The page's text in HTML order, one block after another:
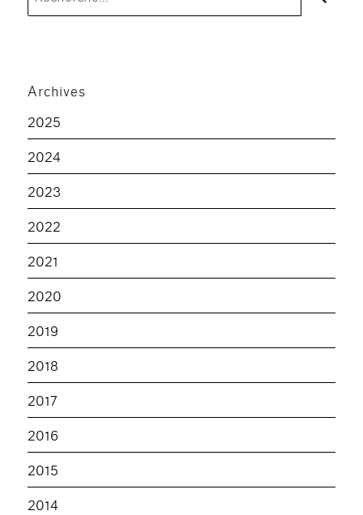
Archives
2025
2024
2023
2022
2021
2020
2019
2018
2017
2016
2015
2014